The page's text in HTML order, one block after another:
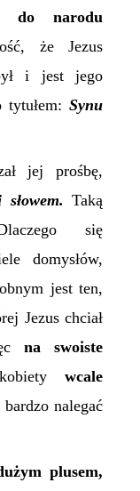
do narodu
że Jezus
i jest jego
tytułem:Synu
jej prośbę,
Taką
się
domysłów,
jest ten,
Jezus chciał
na swoiste
wcale
nalegać
plusem,